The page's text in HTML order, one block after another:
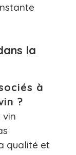
la
à
?
vin
qualité et